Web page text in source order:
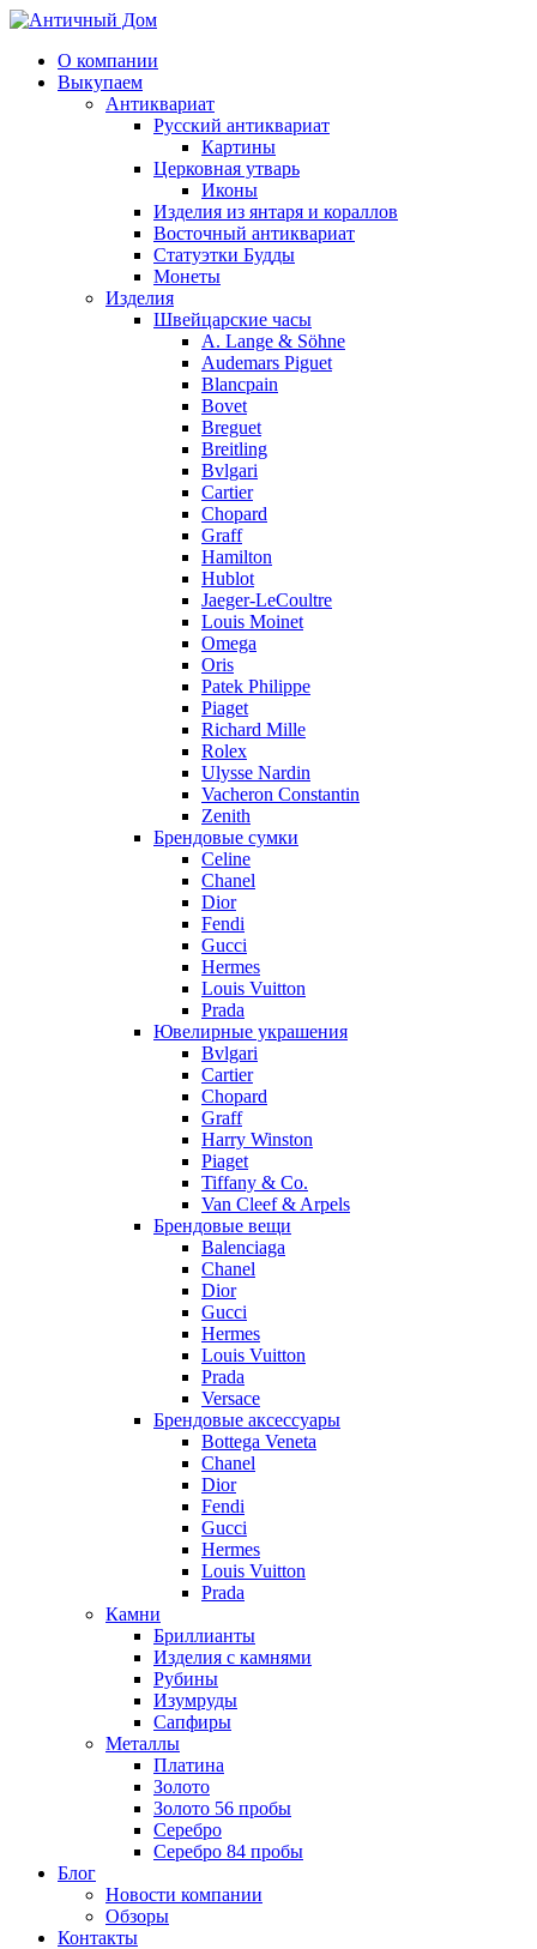
О компании
Выкупаем
Антиквариат
Русский антиквариат
Картины
Церковная утварь
Иконы
Изделия из янтаря и кораллов
Восточный антиквариат
Статуэтки Будды
Монеты
Изделия
Швейцарские часы
A. Lange & Söhne
Audemars Piguet
Blancpain
Bovet
Breguet
Breitling
Bvlgari
Cartier
Chopard
Graff
Hamilton
Hublot
Jaeger-LeCoultre
Louis Moinet
Omega
Oris
Patek Philippe
Piaget
Richard Mille
Rolex
Ulysse Nardin
Vacheron Constantin
Zenith
Брендовые сумки
Celine
Chanel
Dior
Fendi
Gucci
Hermes
Louis Vuitton
Prada
Ювелирные украшения
Bvlgari
Cartier
Chopard
Graff
Harry Winston
Piaget
Tiffany & Co.
Van Cleef & Arpels
Брендовые вещи
Balenciaga
Chanel
Dior
Gucci
Hermes
Louis Vuitton
Prada
Versace
Брендовые аксессуары
Bottega Veneta
Chanel
Dior
Fendi
Gucci
Hermes
Louis Vuitton
Prada
Камни
Бриллианты
Изделия с камнями
Рубины
Изумруды
Сапфиры
Металлы
Платина
Золото
Золото 56 пробы
Серебро
Серебро 84 пробы
Блог
Новости компании
Обзоры
Контакты